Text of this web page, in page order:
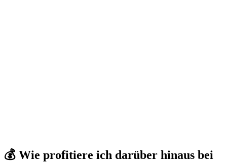
💰 Wie profitiere ich darüber hinaus bei